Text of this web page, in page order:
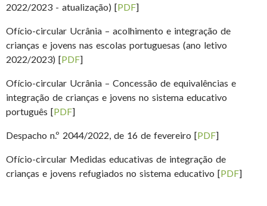
2022/2023 - atualização) [PDF]
Ofício-circular Ucrânia – acolhimento e integração de
crianças e jovens nas escolas portuguesas (ano letivo
2022/2023) [PDF]
Ofício-circular Ucrânia – Concessão de equivalências e
integração de crianças e jovens no sistema educativo
português [PDF]
Despacho n.º 2044/2022, de 16 de fevereiro [PDF]
Ofício-circular Medidas educativas de integração de
crianças e jovens refugiados no sistema educativo [PDF]